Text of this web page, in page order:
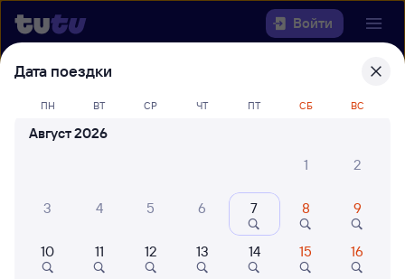
Войти
Выберите день, чтобы найти
билеты Черемхово — Муром-1
22 года работаем для вас
Куда
Когда
Дата поездки
ПН ВТ СР ЧТ ПТ СБ ВС
Август 2026
1
2
3 4 5 6 7 8 9
10 11 12 13 14 15 16